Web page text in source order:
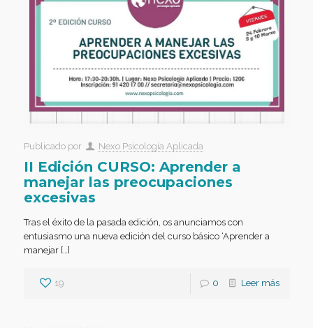
Publicado por Nexo Psicología Aplicada
II Edición CURSO: Aprender a
manejar las preocupaciones
excesivas
Tras el éxito de la pasada edición, os anunciamos con
entusiasmo una nueva edición del curso básico ‘Aprender a
manejar […]
19 0 Leer más